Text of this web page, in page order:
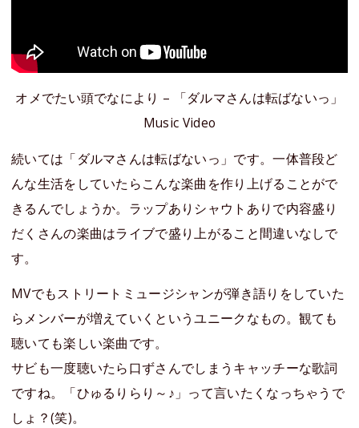
オメでたい頭でなにより – 「ダルマさんは転ばないっ」
Music Video
続いては「ダルマさんは転ばないっ」です。一体普段ど
んな生活をしていたらこんな楽曲を作り上げることがで
きるんでしょうか。ラップありシャウトありで内容盛り
だくさんの楽曲はライブで盛り上がること間違いなしで
す。
MVでもストリートミュージシャンが弾き語りをしていた
らメンバーが増えていくというユニークなもの。観ても
聴いても楽しい楽曲です。
サビも一度聴いたら口ずさんでしまうキャッチーな歌詞
ですね。「ひゅるりらり～♪」って言いたくなっちゃうで
しょ？(笑)。